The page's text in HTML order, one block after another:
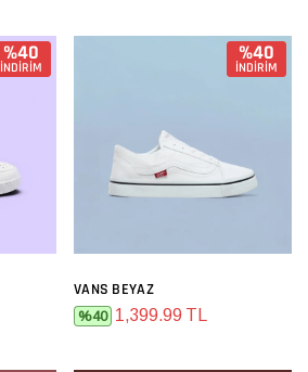
%40
İNDİRİM
%40
İNDİRİM
VANS BEYAZ
%40 1,399.99 TL